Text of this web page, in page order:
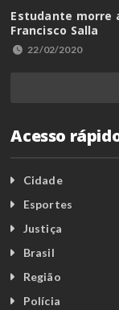
Estudante morre
Francisco Salla
22/02/2020
Acesso
Cidade
Esportes
Justiça
Brasil
Região
Polícia